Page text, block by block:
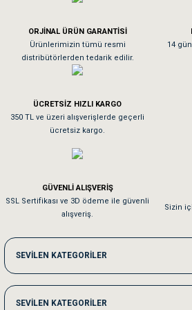
Köpeğim bayıldı hediyeler için teşekkürler
As**** Tu******
Tavşanım kafesinin kalitesine ve paketlemesine
Sa**** On******
Kedilerim beğeniyorlar. Memnunuz. Uygun
Me***** Ya******
Akşam verdiğim sipariş bir sonraki gün elime
ORJİNAL ÜRÜN GARANTİSİ
Ürünlerimizin tümü resmi
distribütörlerden tedarik edilir.
14
ÜCRETSİZ HIZLI KARGO
350 TL ve üzeri alışverişlerde geçerli
ücretsiz kargo.
GÜVENLİ ALIŞVERİŞ
SSL Sertifikası ve 3D ödeme ile güvenli
alışveriş.
Sizin
SEVİLEN KATEGORİLER
SEVİLEN KATEGORİLER